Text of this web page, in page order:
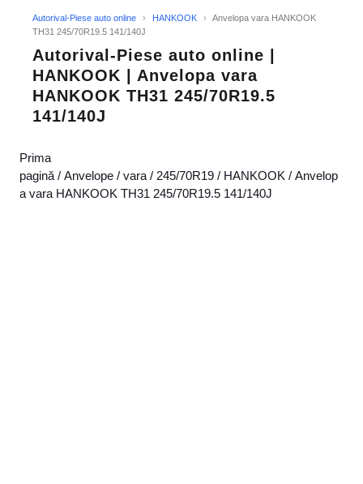
Autorival-Piese auto online › HANKOOK ›
Anvelopa vara HANKOOK
TH31 245/70R19.5 141/140J
Autorival-Piese auto online |
HANKOOK | Anvelopa vara
HANKOOK TH31 245/70R19.5
141/140J
Prima
pagină / Anvelope / vara / 245/70R19 / HANKOOK / Anvelop
a vara HANKOOK TH31 245/70R19.5 141/140J